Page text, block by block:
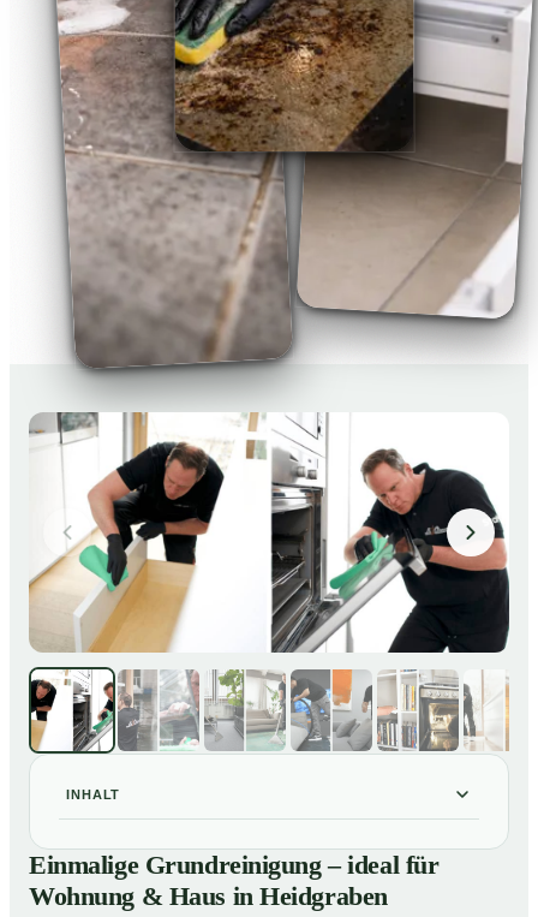
INHALT
Einmalige Grundreinigung – ideal für Wohnung & Haus
in Heidgraben
Einmalige Grundreinigung – ideal für
Wohnung & Haus in Heidgraben